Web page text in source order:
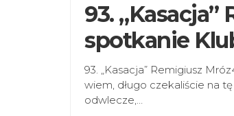
93.
spotkanie
93. „Kasacja” Remigiusz
wiem, długo czekaliście na
odwlecze,…